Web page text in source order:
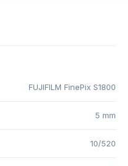
FUJIFILM FinePix S1800
5 mm
10/520